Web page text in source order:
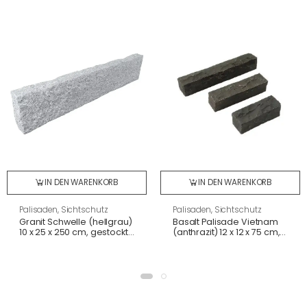
IN DEN WARENKORB
Palisaden, Sichtschutz
Granit Schwelle (hellgrau)
10 x 25 x 250 cm, gestockt,
IN DEN WARENKORB
Palisaden, Sichtschutz
Basalt Palisade Vietnam
(anthrazit) 12 x 12 x 75 cm,